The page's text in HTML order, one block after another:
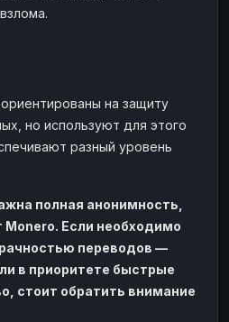
на защиту
но используют для этого
разный уровень
полная анонимность,
Если необходимо
переводов —
в приоритете быстрые
стоит обратить внимание